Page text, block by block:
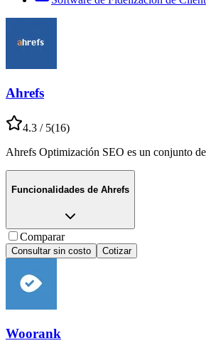
Ahrefs
4.3 / 5(16)
Ahrefs Optimización SEO es un conjunto
Funcionalidades de Ahrefs
Comparar
Consultar sin costo Cotizar
Woorank